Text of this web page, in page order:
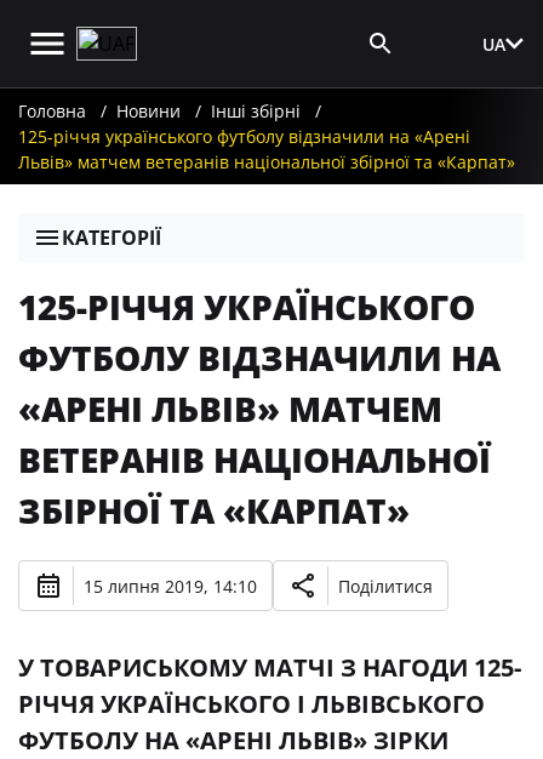
UA
Головна Новини
Інші збірні
125-річчя українського футболу відзначили на «Арені
Львів» матчем ветеранів національної збірної та «Карпат»
КАТЕГОРІЇ
125-РІЧЧЯ УКРАЇНСЬКОГО
ФУТБОЛУ ВІДЗНАЧИЛИ НА
«АРЕНІ ЛЬВІВ» МАТЧЕМ
ВЕТЕРАНІВ НАЦІОНАЛЬНОЇ
ЗБІРНОЇ ТА «КАРПАТ»
15 липня 2019, 14:10 Поділитися
У ТОВАРИСЬКОМУ МАТЧІ З НАГОДИ 125-
РІЧЧЯ УКРАЇНСЬКОГО І ЛЬВІВСЬКОГО
ФУТБОЛУ НА «АРЕНІ ЛЬВІВ» ЗІРКИ